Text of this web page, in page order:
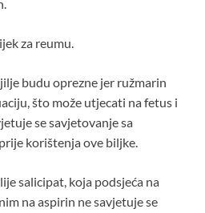
za reumu.
budu oprezne jer ružmarin
što može utjecati na fetus i
se savjetovanje sa
korištenja ove biljke.
salicipat, koja podsjeća na
na aspirin ne savjetuje se